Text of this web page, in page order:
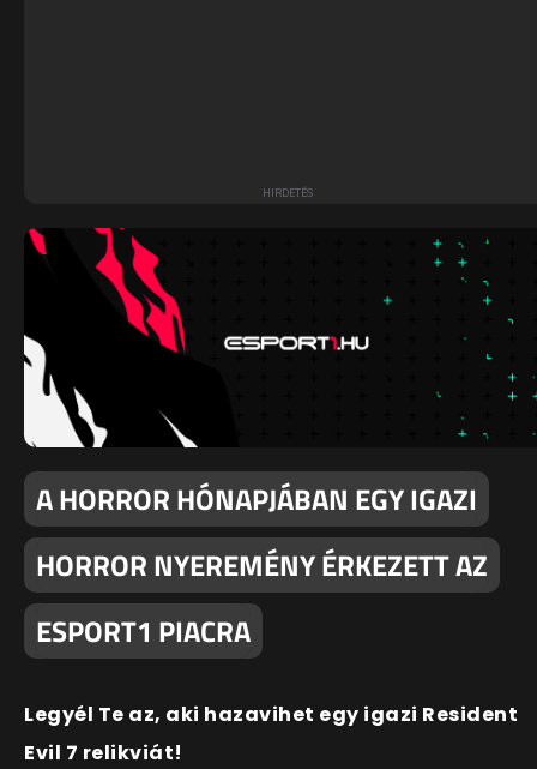
A HORROR HÓNAPJÁBAN EGY IGAZI
HORROR NYEREMÉNY ÉRKEZETT AZ
ESPORT1 PIACRA
Legyél Te az, aki hazavihet egy igazi Resident
Evil 7 relikviát!